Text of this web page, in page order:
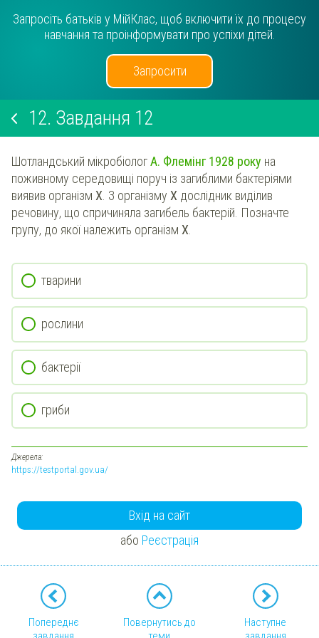
Запросіть батьків у МійКлас, щоб включити їх до процесу
навчання та проінформувати про успіхи дітей.
Запросити
12. Завдання 12
Шотландський мікробіологА. Флемінг 1928 року на
поживному середовищі поруч із загиблими бактеріями
виявив організм Х. З організму Х дослідник виділив
речовину, що спричиняла загибель бактерій. Позначте
групу, до якої належить організм Х.
тварини
рослини
бактерії
гриби
Джерела:
https://testportal.gov.ua/
Вхід на сайт
або Реєстрація
Попереднє
Повернутись до
Наступне